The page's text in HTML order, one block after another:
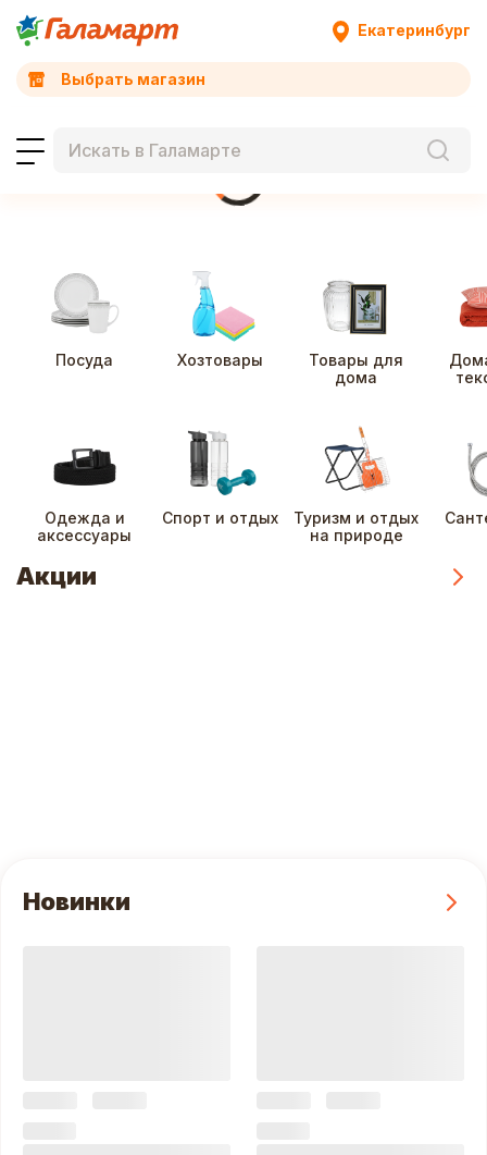
Екатеринбург
Выбрать магазин
Посуда Хозтовары
Товары для
дома
Одежда и
аксессуары
Спорт и отдых
Туризм и отдых
на природе
Акции
Новинки